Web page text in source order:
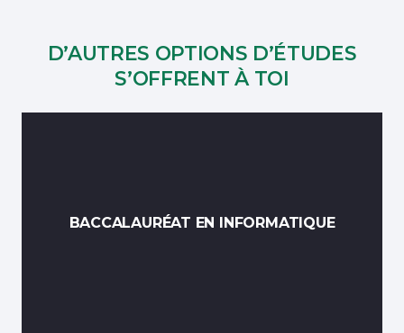
D’AUTRES OPTIONS D’ÉTUDES
S’OFFRENT À TOI
BACCALAURÉAT EN INFORMATIQUE